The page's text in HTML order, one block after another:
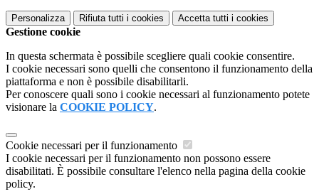
Personalizza Rifiuta tutti i cookies Accetta tutti i cookies
Gestione cookie
In questa schermata è possibile scegliere quali cookie consentire.
I cookie necessari sono quelli che consentono il funzionamento della
piattaforma e non è possibile disabilitarli.
Per conoscere quali sono i cookie necessari al funzionamento potete
visionare la COOKIE POLICY.
Cookie necessari per il funzionamento
I cookie necessari per il funzionamento non possono essere
disabilitati. È possibile consultare l'elenco nella pagina della cookie
policy.